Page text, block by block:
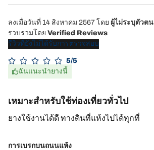
ลงเมื่อวันที่ 14 สิงหาคม 2567 โดย ผู้ไม่ระบุตัวตน
รวบรวมโดย Verified Reviews
รีวิวที่ยังไม่ได้รับการตรวจสอบ
5/5
ฉันแนะนำยางนี้
เหมาะสำหรับใช้ท่องเที่ยวทั่วไป
ยางใช้งานได้ดี ทางดินที่แห้งไปได้ทุกที่
การเบรกบนถนนแห้ง